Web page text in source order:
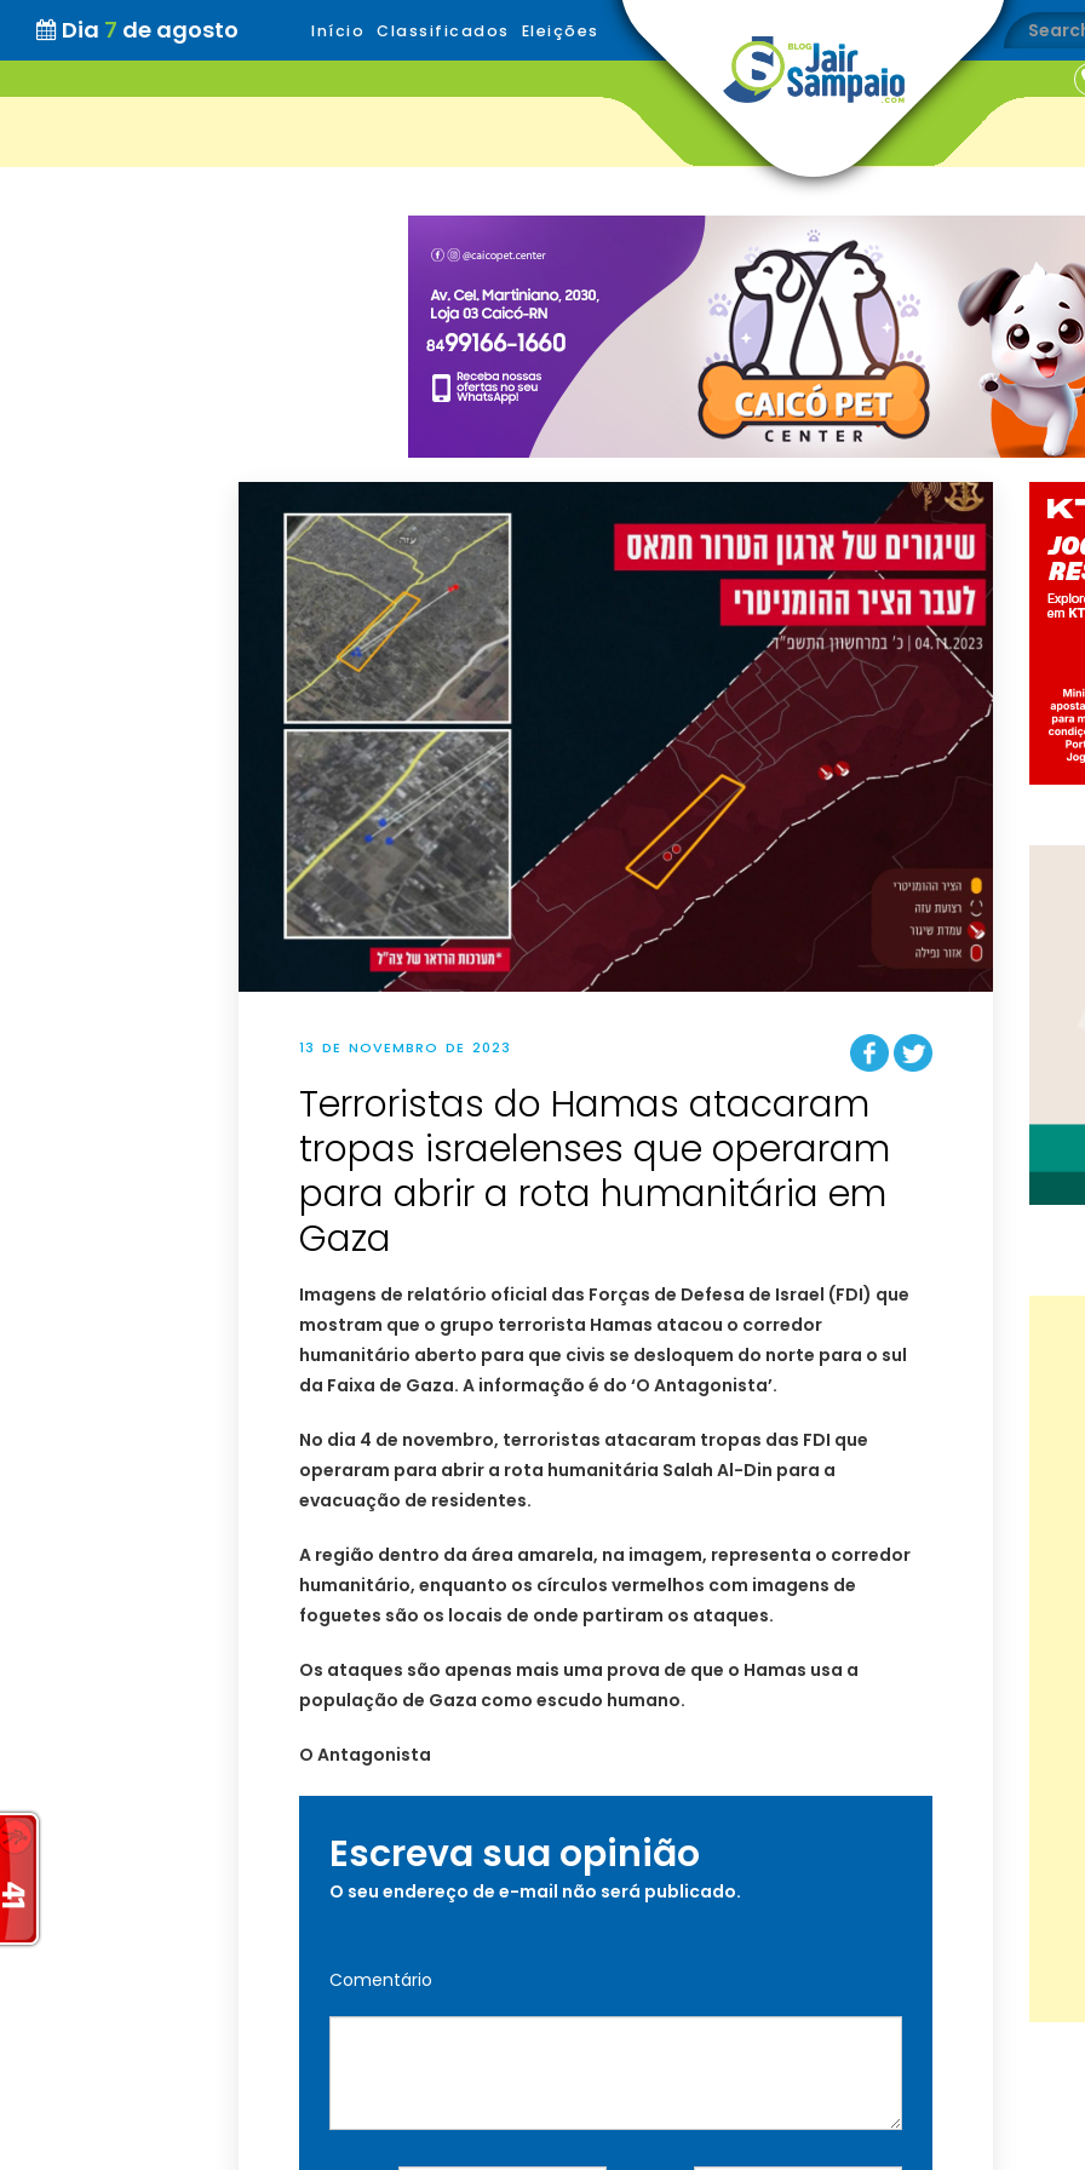
Dia 7 de agosto Início Classificados Eleições
13 DE NOVEMBRO DE 2023
Terroristas do Hamas atacaram
tropas israelenses que operaram
para abrir a rota humanitária em
Gaza
Imagens de relatório oficial das Forças de Defesa de Israel (FDI) que
mostram que o grupo terrorista Hamas atacou o corredor
humanitário aberto para que civis se desloquem do norte para o sul
da Faixa de Gaza. A informação é do ‘O Antagonista’.
No dia 4 de novembro, terroristas atacaram tropas das FDI que
operaram para abrir a rota humanitária Salah Al-Din para a
evacuação de residentes.
A região dentro da área amarela, na imagem, representa o corredor
humanitário, enquanto os círculos vermelhos com imagens de
foguetes são os locais de onde partiram os ataques.
Os ataques são apenas mais uma prova de que o Hamas usa a
população de Gaza como escudo humano.
O Antagonista
Escreva sua opinião
O seu endereço de e-mail não será publicado.
Comentário